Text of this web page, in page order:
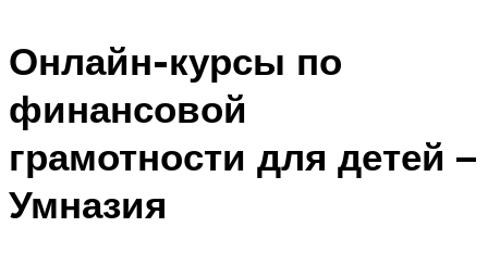
Онлайн-курсы по
финансовой
грамотности для детей –
Умназия